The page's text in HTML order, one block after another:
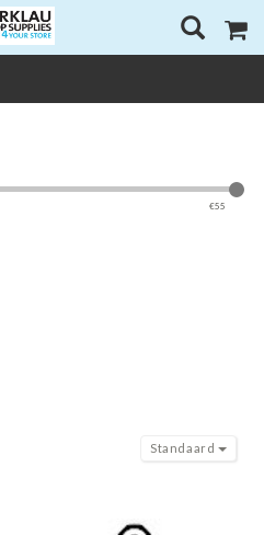
€55
Standaard